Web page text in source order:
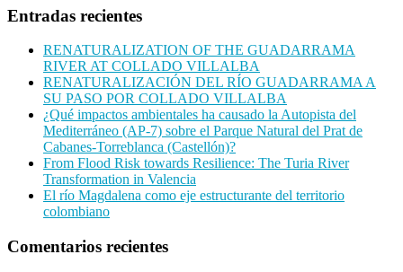
Entradas recientes
RENATURALIZATION OF THE GUADARRAMA
RIVER AT COLLADO VILLALBA
RENATURALIZACIÓN DEL RÍO GUADARRAMA A
SU PASO POR COLLADO VILLALBA
¿Qué impactos ambientales ha causado la Autopista del
Mediterráneo (AP-7) sobre el Parque Natural del Prat de
Cabanes-Torreblanca (Castellón)?
From Flood Risk towards Resilience: The Turia River
Transformation in Valencia
El río Magdalena como eje estructurante del territorio
colombiano
Comentarios recientes